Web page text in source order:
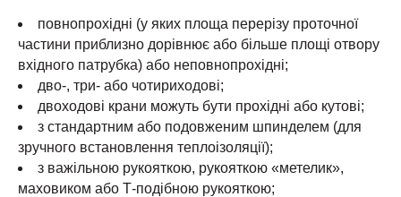
повнопрохідні (у яких площа перерізу проточної
частини приблизно дорівнює або більше площі отвору
вхідного патрубка) або неповнопрохідні;
дво-, три- або чотириходові;
двоходові крани можуть бути прохідні або кутові;
з стандартним або подовженим шпинделем (для
зручного встановлення теплоізоляції);
з важільною рукояткою, рукояткою «метелик»,
маховиком або Т-подібною рукояткою;